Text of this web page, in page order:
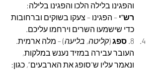
והפגינו בלילה הלכו והפגינו בלילה;
רש”י – הפגינו – צעקו בשוקים וברחובות
כדי שישמעו השרים וירחמו עליכם.
8. ספג (קליטה, בליעה) – מלה ארמית.
העובר עבירה במזיד נענש במלקות,
ונאמר עליו ש”סופג את הארבעים”, כגון: